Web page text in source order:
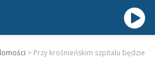
> Przy krośnieńskim szpitalu będzie